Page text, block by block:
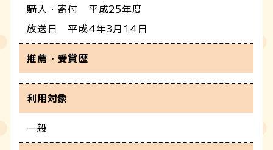
購入・寄付 平成25年度
放送日 平成4年3月14日
推薦・受賞歴
利用対象
一般